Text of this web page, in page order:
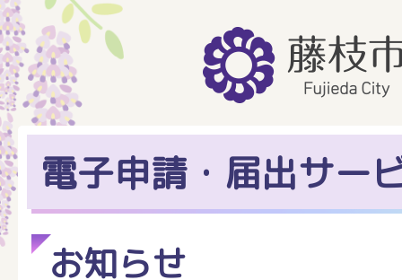
電子申請・届出サー
お知らせ